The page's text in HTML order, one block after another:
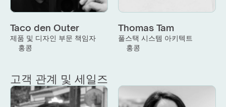
Taco den Outer
제품 및 디자인 부문 책임자
홍콩
Thomas Tam
풀스택 시스템 아키텍트
홍콩
고객 관계 및 세일즈